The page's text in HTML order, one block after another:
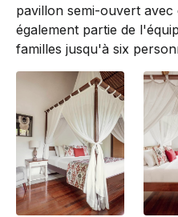
pavillon semi-ouvert
également partie de
­familles jusqu'à six